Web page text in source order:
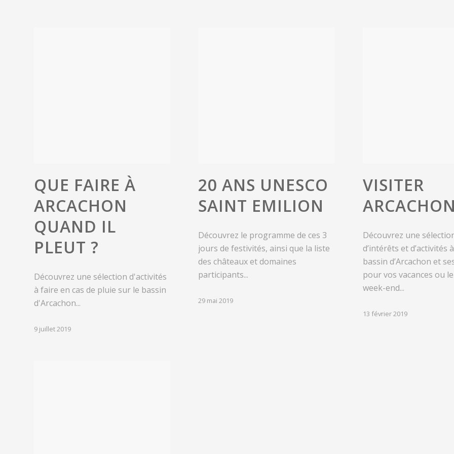
QUE FAIRE À
ARCACHON
QUAND IL
PLEUT ?
Découvrez une sélection d'activités
à faire en cas de pluie sur le bassin
d'Arcachon...
9 juillet 2019
20 ANS UNESCO
SAINT EMILION
Découvrez le programme de ces 3
jours de festivités, ainsi que la liste
des châteaux et domaines
participants...
29 mai 2019
VISITER
Découvrez une
d’intérêts et d’activités
bassin d’Arcachon et
pour vos vacances ou
week-end...
13 février 2019